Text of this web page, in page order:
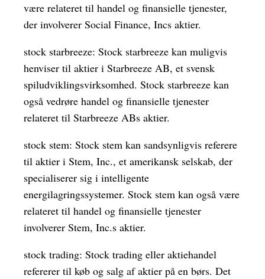
være relateret til handel og finansielle tjenester,
der involverer Social Finance, Incs aktier.
stock starbreeze: Stock starbreeze kan muligvis
henviser til aktier i Starbreeze AB, et svensk
spiludviklingsvirksomhed. Stock starbreeze kan
også vedrøre handel og finansielle tjenester
relateret til Starbreeze ABs aktier.
stock stem: Stock stem kan sandsynligvis referere
til aktier i Stem, Inc., et amerikansk selskab, der
specialiserer sig i intelligente
energilagringssystemer. Stock stem kan også være
relateret til handel og finansielle tjenester
involverer Stem, Inc.s aktier.
stock trading: Stock trading eller aktiehandel
refererer til køb og salg af aktier på en børs. Det